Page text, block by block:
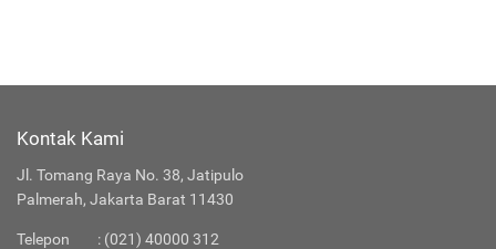
Kontak Kami
Jl. Tomang Raya No. 38, Jatipulo
Palmerah, Jakarta Barat 11430
Telepon : (021) 40000 312